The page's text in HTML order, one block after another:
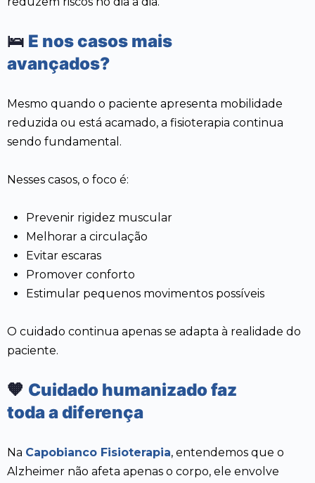
🛌 E nos casos mais
avançados?
Mesmo quando o paciente apresenta mobilidade
reduzida ou está acamado, a fisioterapia continua
sendo fundamental.
Nesses casos, o foco é:
Prevenir rigidez muscular
Melhorar a circulação
Evitar escaras
Promover conforto
Estimular pequenos movimentos possíveis
O cuidado continua apenas se adapta à realidade do
paciente.
🧡 Cuidado humanizado faz
toda a diferença
Na Capobianco Fisioterapia, entendemos que o
Alzheimer não afeta apenas o corpo, ele envolve